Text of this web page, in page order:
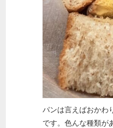
パンは言えばおかわ
です。色んな種類が